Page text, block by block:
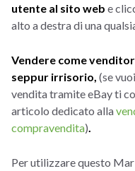
utente al sito web e
alto a destra di una
Vendere come
seppur irrisorio, (se
vendita tramite eBay ti
articolo dedicato alla
compravendita)
Per utilizzare questo